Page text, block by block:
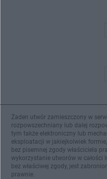
Żaden utwór zamieszczony w
rozpowszechniany lub dalej
tym także elektroniczny lub
eksploatacji w jakiejkolwiek
bez pisemnej zgody właściciela
wykorzystanie utworów w całości
bez właściwej zgody, jest
prawnie.